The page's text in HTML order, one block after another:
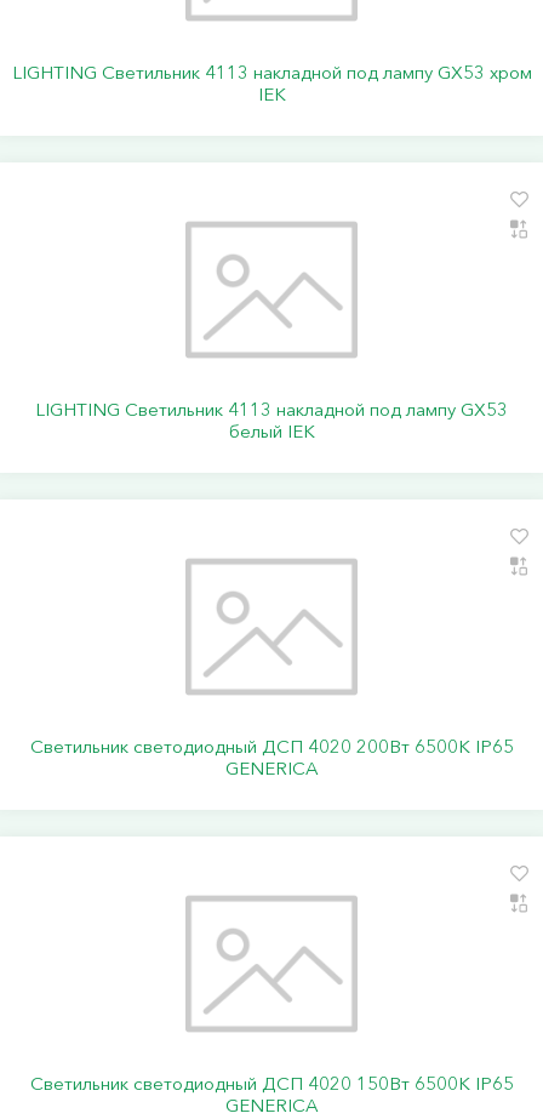
LIGHTING Светильник 4113 накладной под лампу GX53 хром
IEK
LIGHTING Светильник 4113 накладной под лампу GX53
белый IEK
Светильник светодиодный ДСП 4020 200Вт 6500К IP65
GENERICA
Светильник светодиодный ДСП 4020 150Вт 6500К IP65
GENERICA